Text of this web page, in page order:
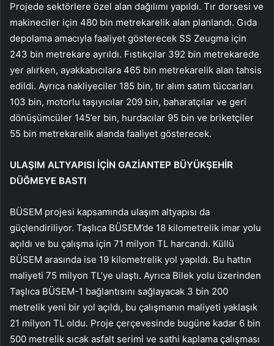
Projede sektörlere özel alan dağılımı yapıldı. Tır dorsesi ve
makineciler için 480 bin metrekarelik alan planlandı. Gıda
depolama amacıyla faaliyet gösterecek SS Zeugma için
243 bin metrekare ayrıldı. Fıstıkçılar 392 bin metrekarede
yer alırken, ayakkabıcılara 465 bin metrekarelik alan tahsis
edildi. Ayrıca nakliyeciler 185 bin, tır alım satım tüccarları
103 bin, motorlu taşıyıcılar 209 bin, baharatçılar ve geri
dönüşümcüler 145’er bin, hurdacılar 95 bin ve briketçiler
55 bin metrekarelik alanda faaliyet gösterecek.
ULAŞIM ALTYAPISI İÇİN GAZİANTEP BÜYÜKŞEHİR
DÜĞMEYE BASTI
BÜSEM projesi kapsamında ulaşım altyapısı da
güçlendiriliyor. Taşlıca BÜSEM’de 18 kilometrelik imar yolu
açıldı ve bu çalışma için 71 milyon TL harcandı. Küllü
BÜSEM arasında ise 19 kilometrelik yol yapıldı. Bu hattın
maliyeti 75 milyon TL’ye ulaştı. Ayrıca Bilek yolu üzerinden
Taşlıca BÜSEM-1 bağlantısını sağlayacak 3 bin 200
metrelik yeni bir yol açıldı, bu çalışmanın maliyeti yaklaşık
21 milyon TL oldu. Proje çerçevesinde bugüne kadar 6 bin
500 metrelik sıcak asfalt serimi ve sathi kaplama çalışması